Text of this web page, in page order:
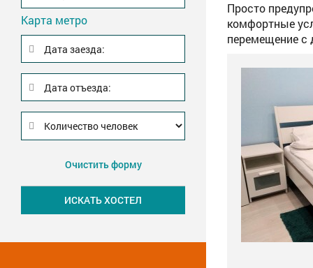
Карта метро
Дата заезда:
Дата отъезда:
Очистить форму
Просто
комфортные
перемещение